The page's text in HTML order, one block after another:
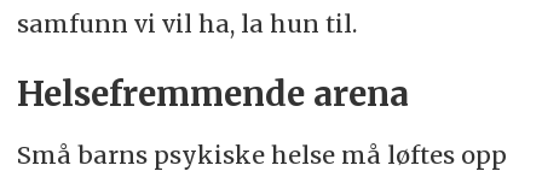
samfunn vi vil ha, la hun til.
Helsefremmende arena
Små barns psykiske helse må løftes opp